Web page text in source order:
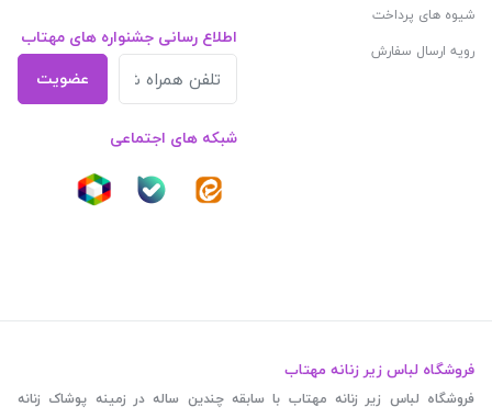
شیوه های پرداخت
رویه ارسال سفارش
اطلاع رسانی جشنواره های مهتاب
عضویت
شبکه های اجتماعی
فروشگاه لباس زیر زنانه مهتاب
فروشگاه لباس زیر زنانه مهتاب با سابقه چندین ساله در زمینه پوشاک زنانه